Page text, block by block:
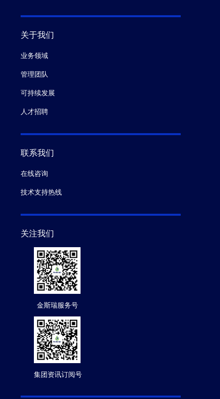
关于我们
业务领域
管理团队
可持续发展
人才招聘
联系我们
在线咨询
技术支持热线
关注我们
金斯瑞服务号
集团资讯订阅号